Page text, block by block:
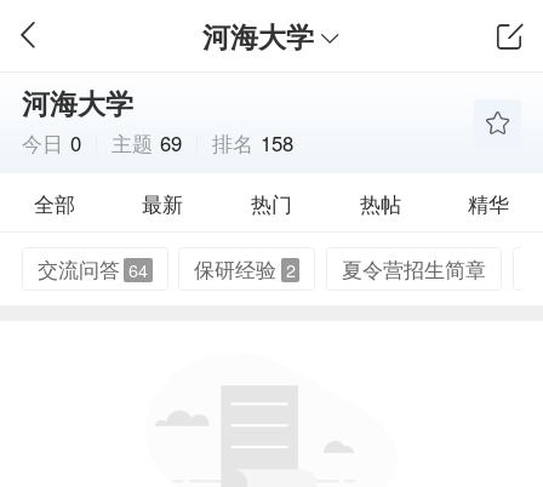
河海大学
河海大学
今日 0 主题 69 排名 158
全部 最新 热门 热帖 精华
交流问答 64 保研经验 2 夏令营招生简章